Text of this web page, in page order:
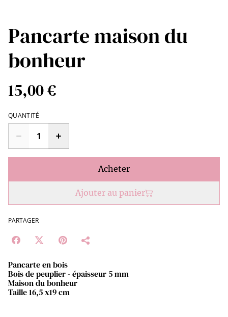
Pancarte maison du
bonheur
15,00 €
QUANTITÉ
Acheter
Ajouter au panier
PARTAGER
Pancarte en bois
Bois de peuplier - épaisseur 5 mm
Maison du bonheur
Taille 16,5 x19 cm